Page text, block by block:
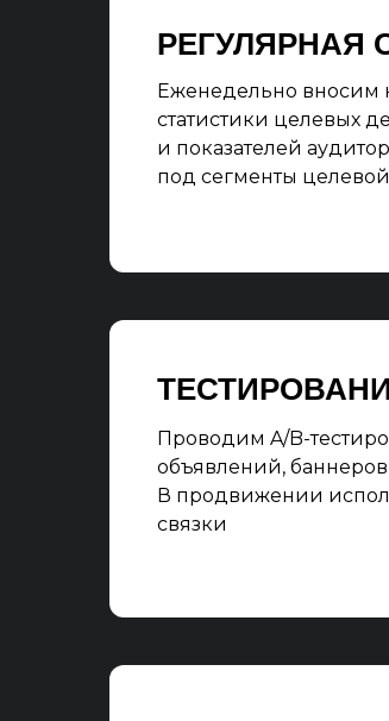
РЕГУЛЯРНАЯ
Еженедельно вносим
статистики целевых
и показателей
под сегменты
Проводим A/B-
объявлений,
В продвижении
связки